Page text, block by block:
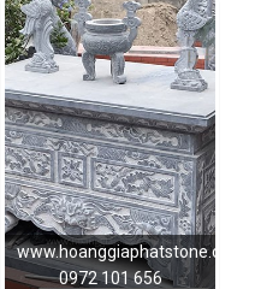
www.hoanggiaphatstone.com
0972 101 656